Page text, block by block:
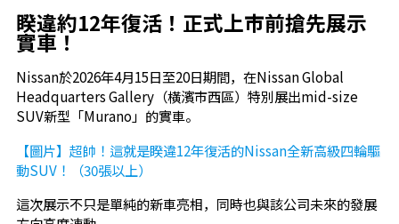
睽違約12年復活！正式上市前搶先展示
實車！
Nissan於2026年4月15日至20日期間，在Nissan Global
Headquarters Gallery（橫濱市西區）特別展出mid-size
SUV新型「Murano」的實車。
【圖片】超帥！這就是睽違12年復活的Nissan全新高級四輪驅
動SUV！（30張以上）
這次展示不只是單純的新車亮相，同時也與該公司未來的發展